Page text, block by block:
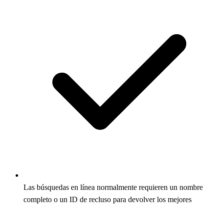
Las búsquedas en línea normalmente requieren un nombre
completo o un ID de recluso para devolver los mejores